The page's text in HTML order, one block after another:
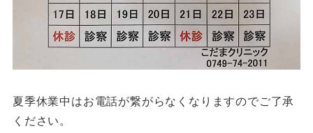
夏季休業中はお電話が繋がらなくなりますのでご了承
ください。